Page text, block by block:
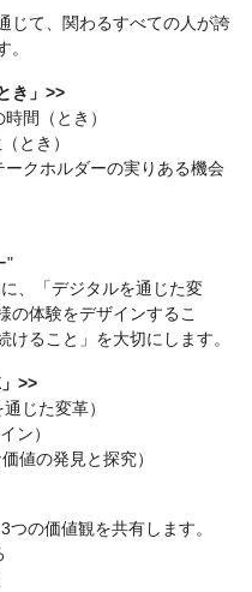
じて、関わるすべての人が誇
。
き」>>
間（とき）
とき）
クホルダーの実りある機会
"
、「デジタルを通じた変
の体験をデザインするこ
ること」を大切にします。
>>
じた変革）
ン）
値の発見と探究）
の価値観を共有します。